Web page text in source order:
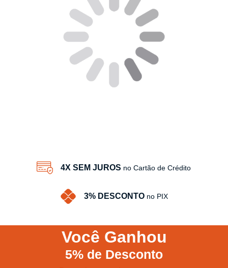
4X SEM JUROS no Cartão de Crédito
3% DESCONTO no PIX
Você Ganhou
5% de Desconto